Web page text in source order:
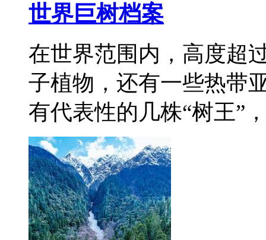
世界巨树档案
在世界范围内，高度超
子植物，还有一些热带
有代表性的几株“树王